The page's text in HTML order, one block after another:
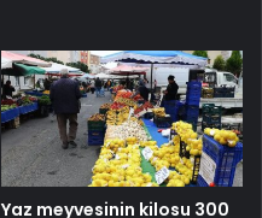
Yaz meyvesinin kilosu 300